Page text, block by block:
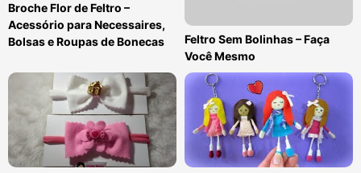
Broche Flor de Feltro –
Acessório para Necessaires,
Bolsas e Roupas de Bonecas
Feltro Sem Bolinhas – Faça
Você Mesmo